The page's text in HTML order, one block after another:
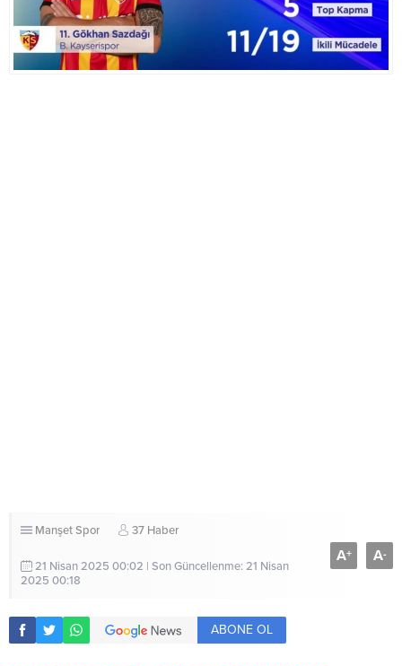
ManşetSpor 37 Haber
21 Nisan 2025 00:02 | Son Güncellenme: 21 Nisan
2025 00:18
A+ A-
ABONE OL